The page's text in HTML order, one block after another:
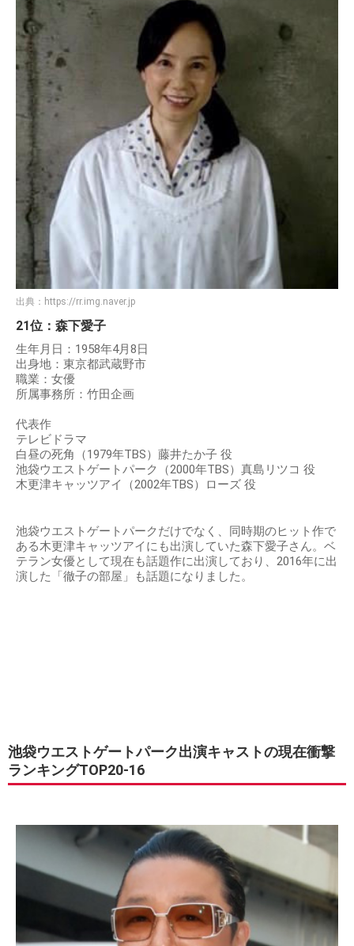
出典： https://rr.img.naver.jp
21位：森下愛子
生年月日：1958年4月8日
出身地：東京都武蔵野市
職業：女優
所属事務所：竹田企画
代表作
テレビドラマ
白昼の死角（1979年TBS）藤井たか子 役
池袋ウエストゲートパーク（2000年TBS）真島リツコ 役
木更津キャッツアイ（2002年TBS）ローズ 役
池袋ウエストゲートパークだけでなく、同時期のヒット作で
ある木更津キャッツアイにも出演していた森下愛子さん。ベ
テラン女優として現在も話題作に出演しており、2016年に出
演した「徹子の部屋」も話題になりました。
池袋ウエストゲートパーク出演キャストの現在衝撃
ランキングTOP20-16